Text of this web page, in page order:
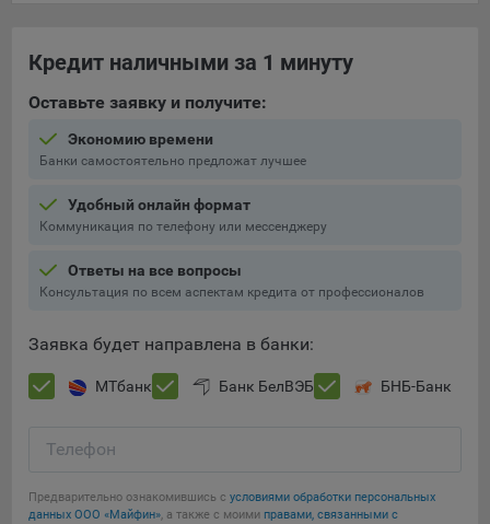
предоставляемый компанией Google Ireland Ltd, Gordon
Сохранить мои изменения
Сохранить по умолчанию
Кредит наличными за 1 минуту
Оставьте заявку и получите:
Экономию времени
Банки самостоятельно предложат лучшее
Удобный онлайн формат
Коммуникация по телефону или мессенджеру
Ответы на все вопросы
Консультация по всем аспектам кредита от профессионалов
Заявка будет направлена в банки:
МТбанк Банк БелВЭБ БНБ-Банк
Телефон
Предварительно ознакомившись с условиями обработки персональных
данных ООО «Майфин», а также с моими правами, связанными с